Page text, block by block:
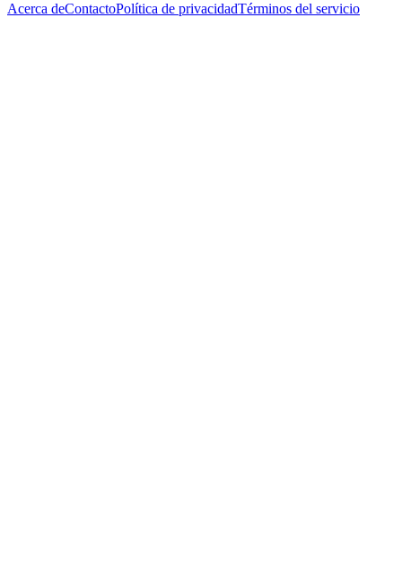
Acerca deContactoPolítica de privacidadTérminos del servicio